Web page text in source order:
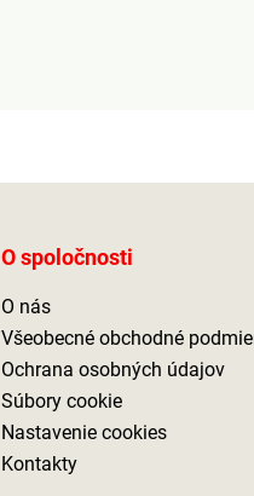
O spoločnosti
O nás
Všeobecné obchodné
Ochrana osobných údajov
Súbory cookie
Nastavenie cookies
Kontakty